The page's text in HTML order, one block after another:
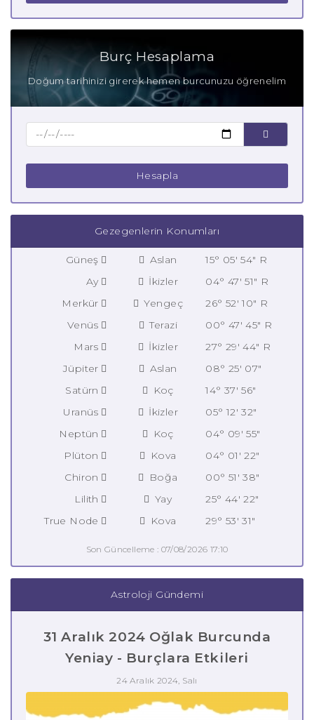
Burç Hesaplama
Doğum tarihinizi girerek hemen burcunuzu öğrenelim
Hesapla
Gezegenlerin Konumları
Güneş Aslan
15° 05' 54" R
Ay
İkizler
04° 47' 51" R
Merkür
Yengeç
26° 52' 10" R
Venüs
Terazi
00° 47' 45" R
Mars
İkizler
27° 29' 44" R
Jüpiter
Aslan
08° 25' 07"
Satürn
Koç
14° 37' 56"
Uranüs
İkizler
05° 12' 32"
Neptün
Koç
04° 09' 55"
Plüton
Kova
04° 01' 22"
Chiron
Boğa
00° 51' 38"
Lilith
Yay
25° 44' 22"
True Node
Kova 29° 53' 31"
Son Güncelleme : 07/08/2026 17:10
Astroloji Gündemi
31 Aralık 2024 Oğlak Burcunda
Yeniay - Burçlara Etkileri
24 Aralık 2024, Salı